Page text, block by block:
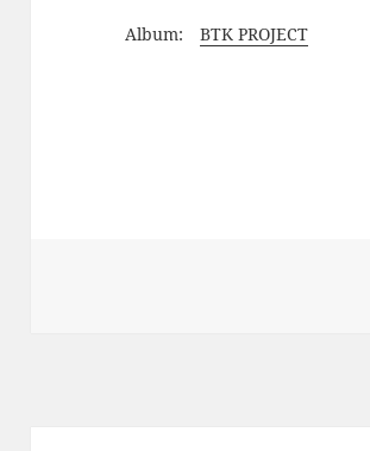
Album: BTK PROJECT